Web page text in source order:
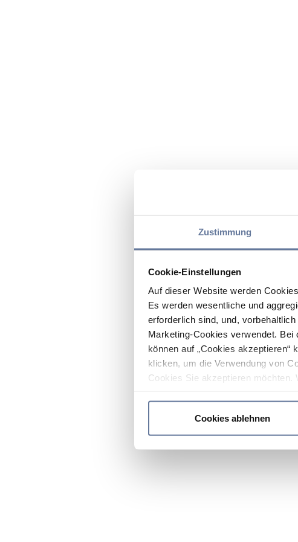
Zustimmung
Cookie-Einstellungen
Auf dieser Website werden
Es werden wesentliche und
erforderlich sind, und,
Marketing-Cookies verwendet.
können auf „Cookies akzeptieren“
klicken, um die Verwendung von
Cookies Sie akzeptieren möchten.
Cookies ablehnen